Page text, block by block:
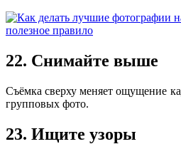
22. Снимайте выше
Съёмка сверху меняет ощущение
групповых фото.
23. Ищите узоры